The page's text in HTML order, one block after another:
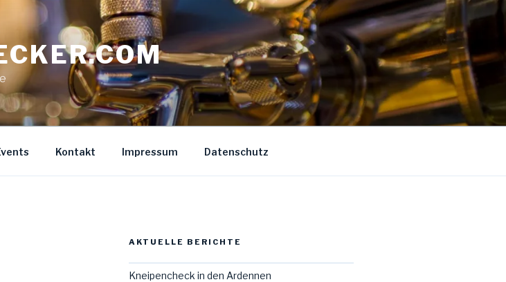
Kontakt Impressum Datenschutz
AKTUELLE BERICHTE
Kneipencheck in den Ardennen